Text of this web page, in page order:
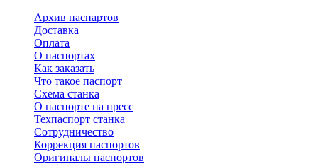
Архив паспартов
Доставка
Оплата
О паспортах
Как заказать
Что такое паспорт
Схема станка
О паспорте на пресс
Техпаспорт станка
Сотрудничество
Коррекция паспортов
Оригиналы паспортов